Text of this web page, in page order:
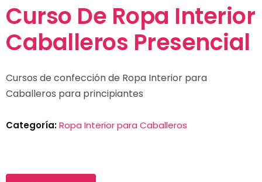
Curso De Ropa Interior
Caballeros Presencial
Cursos de confección de Ropa Interior para
Caballeros para principiantes
Categoría:Ropa Interior para Caballeros